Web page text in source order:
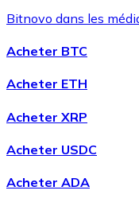
Bitnovo dans les
Acheter BTC
Acheter ETH
Acheter XRP
Acheter USDC
Acheter ADA